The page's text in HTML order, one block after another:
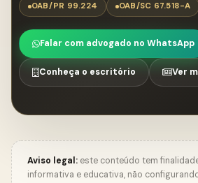
OAB/PR 99.224
OAB/SC 67.518-A
Falar com advogado no WhatsApp
Conheça o escritório Ver
Aviso legal: este conteúdo tem
informativa e educativa, não